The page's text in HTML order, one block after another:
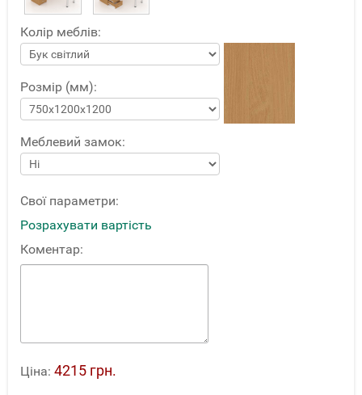
Колір меблів:
Розмір (мм):
Меблевий замок:
Свої параметри:
Розрахувати вартість
Коментар:
Ціна: 4215 грн.